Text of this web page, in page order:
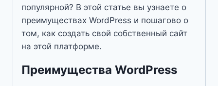
популярной? В этой статье вы узнаете о
преимуществах WordPress и пошагово о
том, как создать свой собственный сайт
на этой платформе.
Преимущества WordPress